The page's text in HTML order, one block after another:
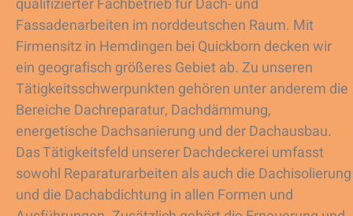
qualifizierter Fachbetrieb für Dach- und
Fassadenarbeiten im norddeutschen Raum. Mit
Firmensitz in Hemdingen bei Quickborn decken wir
ein geografisch größeres Gebiet ab. Zu unseren
Tätigkeitsschwerpunkten gehören unter anderem die
Bereiche Dachreparatur, Dachdämmung,
energetische Dachsanierung und der Dachausbau.
Das Tätigkeitsfeld unserer Dachdeckerei umfasst
sowohl Reparaturarbeiten als auch die Dachisolierung
und die Dachabdichtung in allen Formen und